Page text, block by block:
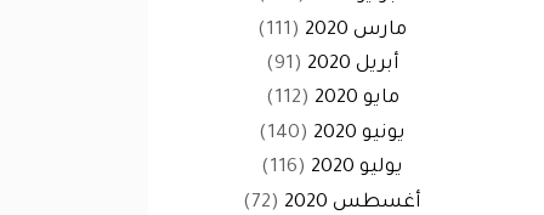
مارس 2020
(111)
أبريل 2020
(91)
مايو 2020
(112)
يونيو 2020
(140)
يوليو 2020
(116)
أغسطس 2020
(72)